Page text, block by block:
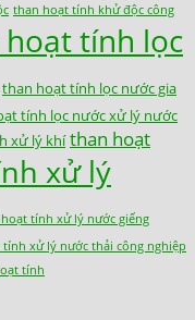
than hoạt tính khử độc công
hoạt tính lọc
than hoạt tính lọc nước gia
tính lọc nước xử lý nước
xử lý khí than hoạt
xử lý
tính xử lý nước giếng
tính xử lý nước thải công nghiệp
tính